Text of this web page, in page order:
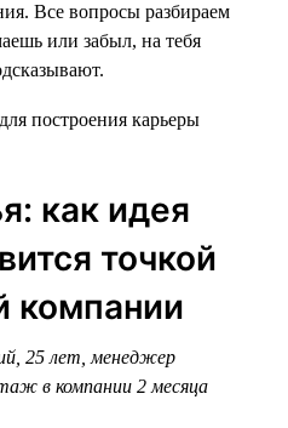
Все вопросы разбираем
или забыл, на тебя
как идея
точкой
компании
25 лет, менеджер
в компании 2 месяца